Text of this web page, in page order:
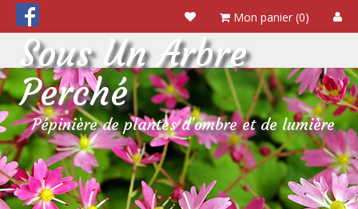
Mon panier (0)
Sous Un Arbre
Perché
Pépinière de plantes d'ombre et de lumière